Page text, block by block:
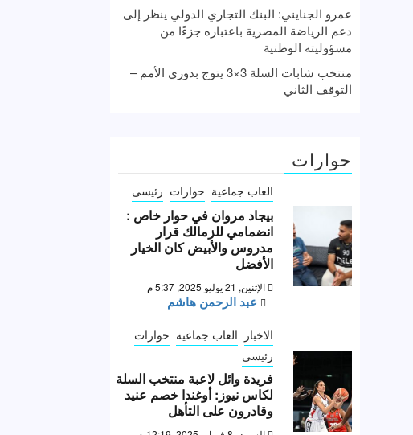
عمرو الجنايني: البنك التجاري الدولي ينظر إلى
دعم الرياضة المصرية باعتباره جزءًا من
مسؤوليته الوطنية
منتخب شابات السلة 3×3 يتوج بدوري الأمم –
التوقف الثاني
حوارات
العاب جماعية حوارات رئيسى
بيجاد مروان في حوار خاص :
انضمامي للزمالك قرار
مدروس والأبيض كان الخيار
الأفضل
الإثنين, 21 يوليو 2025, 5:37 م
عبد الرحمن هاشم
الاخبار العاب جماعية حوارات
رئيسى
فريدة وائل لاعبة منتخب السلة
لكاس نيوز: أوغندا خصم عنيد
وقادرون على التأهل